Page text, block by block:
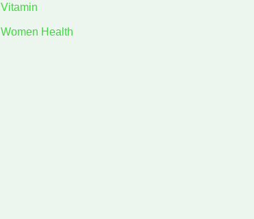
Vitamin
Women Health